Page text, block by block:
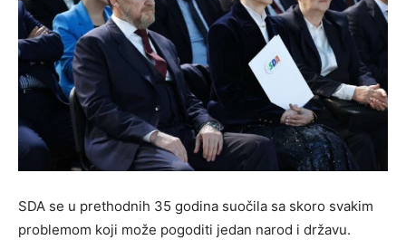
SDA se u prethodnih 35 godina suočila sa skoro svakim
problemom koji može pogoditi jedan narod i državu.